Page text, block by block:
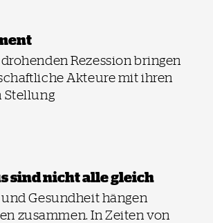
Rezession bringen
Akteure mit ihren
Stellung
sind nicht alle gleich
Gesundheit hängen
zusammen. In Zeiten von